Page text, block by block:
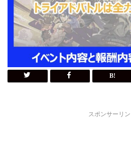
スポンサーリン